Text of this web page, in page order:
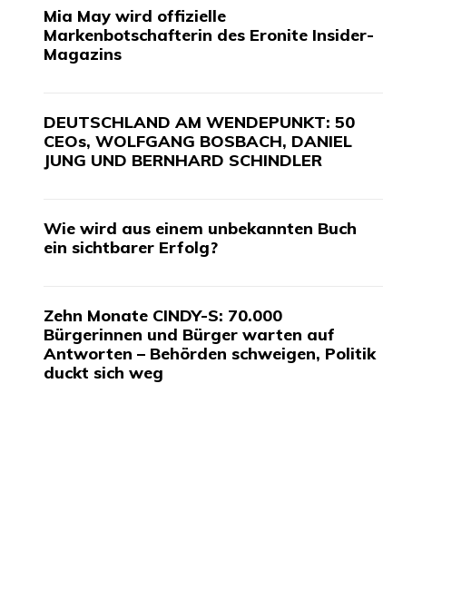
Mia May wird offizielle
Markenbotschafterin des Eronite Insider-
Magazins
DEUTSCHLAND AM WENDEPUNKT: 50
CEOs, WOLFGANG BOSBACH, DANIEL
JUNG UND BERNHARD SCHINDLER
Wie wird aus einem unbekannten Buch
ein sichtbarer Erfolg?
Zehn Monate CINDY-S: 70.000
Bürgerinnen und Bürger warten auf
Antworten – Behörden schweigen, Politik
duckt sich weg